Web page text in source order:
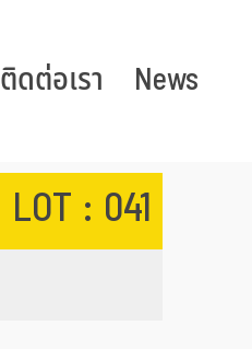
ติดต่อเรา News
LOT : 041